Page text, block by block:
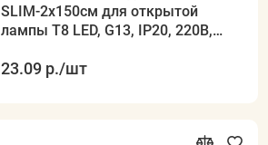
SLIM-2x150см для открытой
лампы T8 LED, G13, IP20, 220В,
корпус
23.09 р./шт